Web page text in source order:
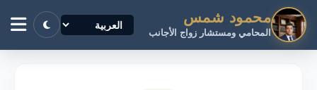
محمود شمس
المحامي ومستشار زواج الأجانب